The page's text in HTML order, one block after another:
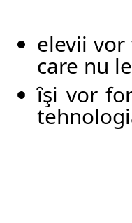
elevii
care nu
ȋşi vor